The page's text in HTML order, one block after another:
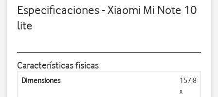
Especificaciones - Xiaomi Mi Note 10
lite
Características físicas
Dimensiones
157,8
x